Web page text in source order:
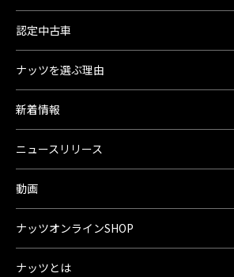
認定中古車
ナッツを選ぶ理由
新着情報
ニュースリリース
動画
ナッツオンラインSHOP
ナッツとは